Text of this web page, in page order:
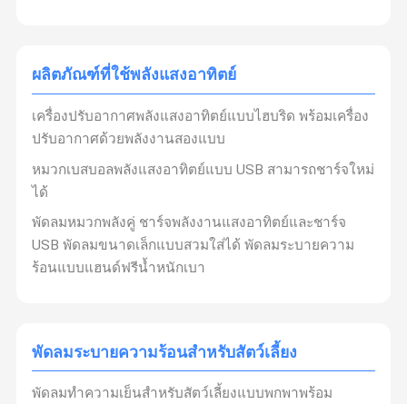
ผลิตภัณฑ์ที่ใช้พลังแสงอาทิตย์
เครื่องปรับอากาศพลังแสงอาทิตย์แบบไฮบริด พร้อมเครื่อง
ปรับอากาศด้วยพลังงานสองแบบ
หมวกเบสบอลพลังแสงอาทิตย์แบบ USB สามารถชาร์จใหม่
ได้
พัดลมหมวกพลังคู่ ชาร์จพลังงานแสงอาทิตย์และชาร์จ
USB พัดลมขนาดเล็กแบบสวมใส่ได้ พัดลมระบายความ
ร้อนแบบแฮนด์ฟรีน้ำหนักเบา
พัดลมระบายความร้อนสำหรับสัตว์เลี้ยง
พัดลมทำความเย็นสำหรับสัตว์เลี้ยงแบบพกพาพร้อม
แวดล้อม
ครับปรัชญาตลาด:ความเป็นมืออาชีพทําให้ประสบความ
สําเร็จ
ครับ วิสัยทัศน์นวัตกรรม ความก้าวหน้าทางเทคโนโลยีทําให้
ผลผลิตดีขึ้น
การร่วมมือในอุตสาหกรรมเรียนรู้จากความเชี่ยวชาญ
ของคนอื่น เพื่อเพิ่มคุณภาพและคุณค่าของเรา
อย่างซื่อสัตย์
ครับนโยบายคุณภาพ:คุณภาพคือจิตวิญญาณและอนาคต
ของเรา เรายึดถืออย่างเข้มงวดมาตรฐาน ISO 9001.